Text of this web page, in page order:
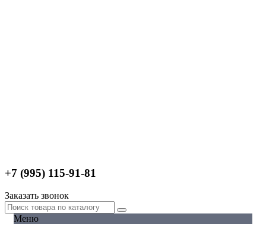
+7 (995) 115-91-81
Заказать звонок
Меню